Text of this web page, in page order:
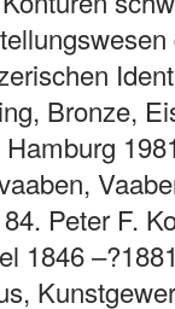
Bronze,
Peter F.
1846